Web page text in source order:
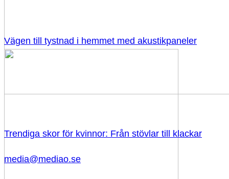
Vägen till tystnad i hemmet med akustikpaneler
Trendiga skor för kvinnor: Från stövlar till klackar
media@mediao.se